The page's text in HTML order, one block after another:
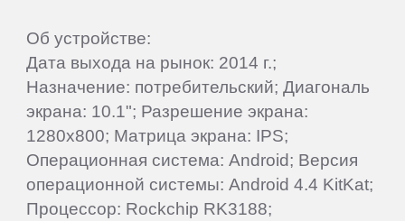
Об устройстве:
Дата выхода на рынок: 2014 г.;
Назначение: потребительский; Диагональ
экрана: 10.1"; Разрешение экрана:
1280x800; Матрица экрана: IPS;
Операционная система: Android; Версия
операционной системы: Android 4.4 KitKat;
Процессор: Rockchip RK3188;
ПЛАНШЕТЫ
3Q
4Good